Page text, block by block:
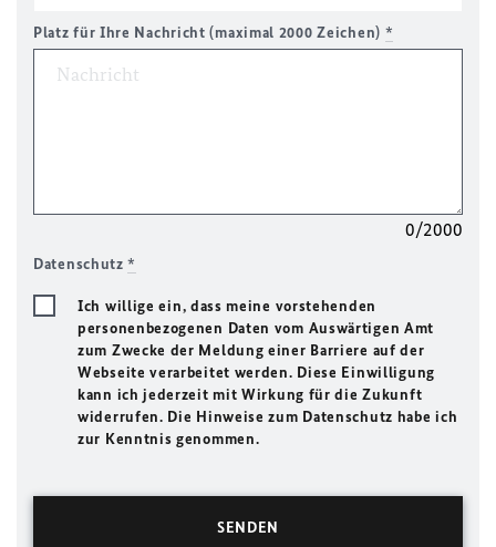
Platz für Ihre Nachricht (maximal 2000 Zeichen) *
0/2000
Datenschutz*
Ich willige ein, dass meine vorstehenden
personenbezogenen Daten vom Auswärtigen Amt
zum Zwecke der Meldung einer Barriere auf der
Webseite verarbeitet werden. Diese Einwilligung
kann ich jederzeit mit Wirkung für die Zukunft
widerrufen. Die Hinweise zum Datenschutz habe ich
zur Kenntnis genommen.